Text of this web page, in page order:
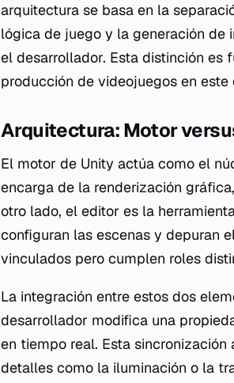
arquitectura se basa en la
lógica de juego y la generación de
el desarrollador. Esta distinción es
producción de videojuegos en este
Arquitectura: Motor
El motor de Unity actúa como el
encarga de la renderización
otro lado, el editor es la
configuran las escenas y depuran
vinculados pero cumplen roles
La integración entre estos dos
desarrollador modifica una
en tiempo real. Esta
detalles como la iluminación o la